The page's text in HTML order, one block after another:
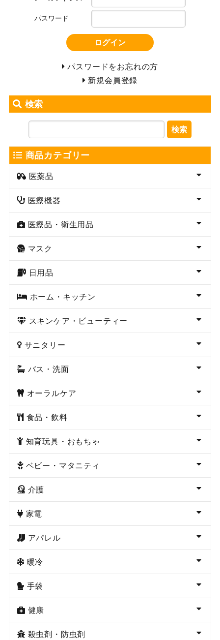
パスワード
ログイン
パスワードをお忘れの方
新規会員登録
検索
検索
商品カテゴリー
医薬品
医療機器
医療品・衛生用品
マスク
日用品
ホーム・キッチン
スキンケア・ビューティー
サニタリー
バス・洗面
オーラルケア
食品・飲料
知育玩具・おもちゃ
ベビー・マタニティ
介護
家電
アパレル
暖冷
手袋
健康
殺虫剤・防虫剤